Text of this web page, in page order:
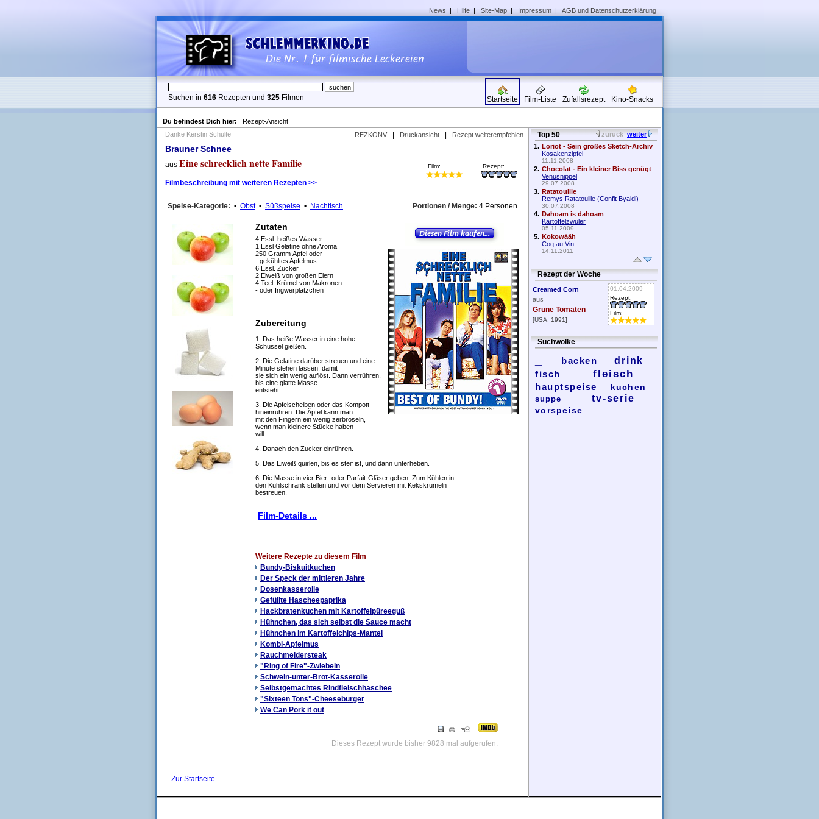
News | Hilfe | Site-Map | Impressum | AGB und Datenschutzerklärung
Suchen in 616 Rezepten und 325 Filmen Startseite Film-Liste Zufallsrezept Kino-Snacks
Du befindest Dich hier:
Rezept-Ansicht
REZKONV
Druckansicht Rezept weiterempfehlen
Danke Kerstin Schulte
Brauner Schnee
aus Eine schrecklich nette Familie
Filmbeschreibung mit weiteren Rezepten >>
Rezept:
Film:
Speise-Kategorie: • Obst• Süßspeise • Nachtisch Portionen / Menge: 4 Personen
Zutaten
4 Essl. heißes Wasser
1 Essl Gelatine ohne Aroma
250 Gramm Äpfel oder
- gekühltes Apfelmus
6 Essl. Zucker
2 Eiweiß von großen Eiern
4 Teel. Krümel von Makronen
- oder Ingwerplätzchen
Zubereitung
1, Das heiße Wasser in eine hohe
Schüssel gießen.
2. Die Gelatine darüber streuen und eine
Minute stehen lassen, damit
sie sich ein wenig auflöst. Dann verrühren,
bis eine glatte Masse
entsteht.
3. Die Apfelscheiben oder das Kompott
hineinrühren. Die Äpfel kann man
mit den Fingern ein wenig zerbröseln,
wenn man kleinere Stücke haben
will.
4. Danach den Zucker einrühren.
5. Das Eiweiß quirlen, bis es steif ist, und dann unterheben.
6. Die Masse in vier Bier- oder Parfait-Gläser geben. Zum Kühlen in
den Kühlschrank stellen und vor dem Servieren mit Kekskrümeln
bestreuen.
Film-Details ...
Weitere Rezepte zu diesem Film
Bundy-Biskuitkuchen
Der Speck der mittleren Jahre
Dosenkasserolle
Gefüllte Hascheepaprika
Hackbratenkuchen mit Kartoffelpüreeguß
Hühnchen, das sich selbst die Sauce macht
Hühnchen im Kartoffelchips-Mantel
Kombi-Apfelmus
Rauchmeldersteak
"Ring of Fire"-Zwiebeln
Schwein-unter-Brot-Kasserolle
Selbstgemachtes Rindfleischhaschee
"Sixteen Tons"-Cheeseburger
We Can Pork it out
Dieses Rezept wurde bisher 9828 mal aufgerufen.
Zur Startseite
zurück weiter
Top 50
1. Loriot - Sein großes Sketch-Archiv
Kosakenzipfel
11.11.2008
2. Chocolat - Ein kleiner Biss genügt
Venusnippel
29.07.2008
3. Ratatouille
Remys Ratatouille (Confit Byaldi)
30.07.2008
4. Dahoam is dahoam
Kartoffelzwuler
05.11.2009
5. Kokowääh
Coq au Vin
14.11.2011
Rezept der Woche
01.04.2009
Rezept:
Film:
Creamed Corn
aus
Grüne Tomaten
[USA, 1991]
Suchwolke
backen
drink
fisch
fleisch
hauptspeise kuchen
suppe tv-serie
vorspeise